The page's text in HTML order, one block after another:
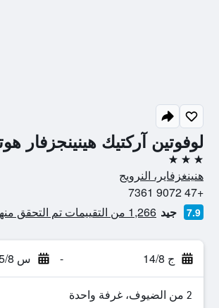
لوفوتين آركتيك هينينجزفار
3 نجوم
هنينغزفاير، النرويج
+47 9072 7361
7.9 جيد 1,266 من التقييمات تم التحقق منها
ج 14/8 - س 15/8
2 من الضيوف، غرفة واحدة